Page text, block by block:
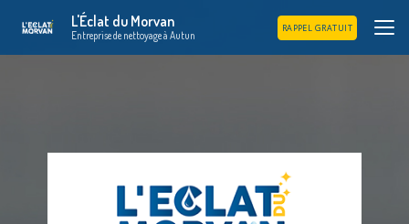
principal
L'Éclat du Morvan
Entreprise de nettoyage à Autun
RAPPEL GRATUIT